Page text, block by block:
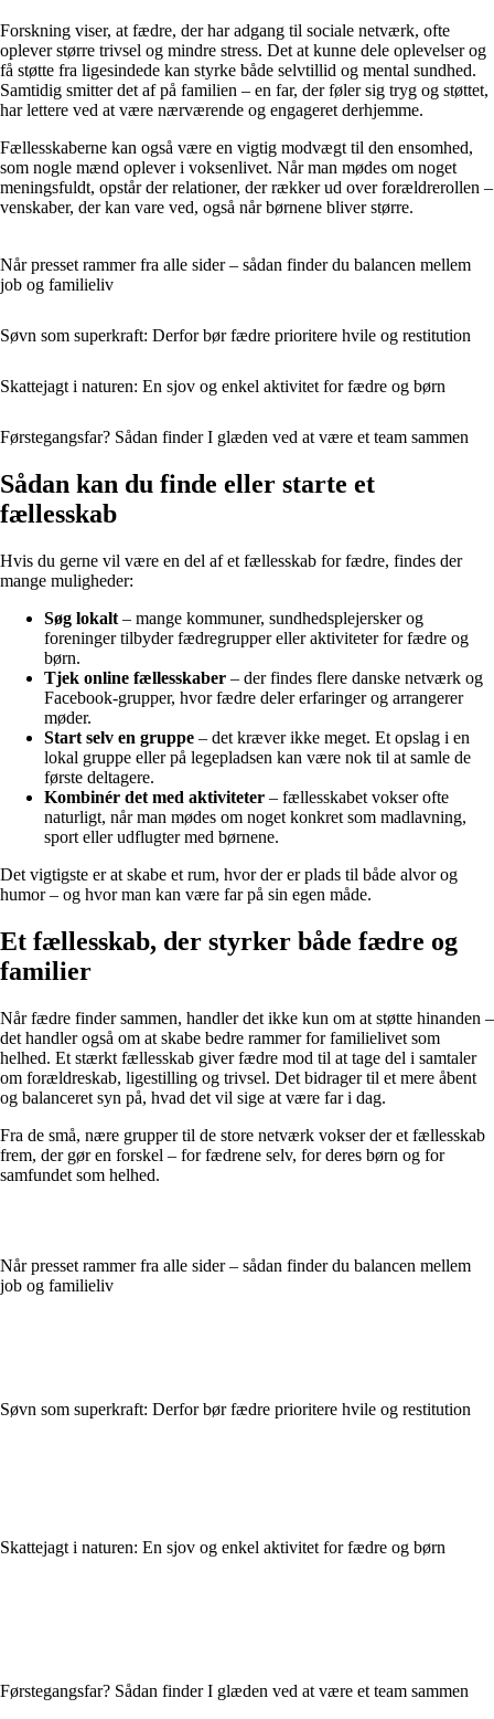
Forskning viser, at fædre, der har adgang til sociale netværk, ofte
oplever større trivsel og mindre stress. Det at kunne dele oplevelser og
få støtte fra ligesindede kan styrke både selvtillid og mental sundhed.
Samtidig smitter det af på familien – en far, der føler sig tryg og støttet,
har lettere ved at være nærværende og engageret derhjemme.
Fællesskaberne kan også være en vigtig modvægt til den ensomhed,
som nogle mænd oplever i voksenlivet. Når man mødes om noget
meningsfuldt, opstår der relationer, der rækker ud over forældrerollen –
venskaber, der kan vare ved, også når børnene bliver større.
Når presset rammer fra alle sider – sådan finder du balancen mellem
job og familieliv
Søvn som superkraft: Derfor bør fædre prioritere hvile og restitution
Skattejagt i naturen: En sjov og enkel aktivitet for fædre og børn
Førstegangsfar? Sådan finder I glæden ved at være et team sammen
Sådan kan du finde eller starte et
fællesskab
Hvis du gerne vil være en del af et fællesskab for fædre, findes der
mange muligheder:
Søg lokalt – mange kommuner, sundhedsplejersker og
foreninger tilbyder fædregrupper eller aktiviteter for fædre og
børn.
Tjek online fællesskaber – der findes flere danske netværk og
Facebook-grupper, hvor fædre deler erfaringer og arrangerer
møder.
Start selv en gruppe – det kræver ikke meget. Et opslag i en
lokal gruppe eller på legepladsen kan være nok til at samle de
første deltagere.
Kombinér det med aktiviteter – fællesskabet vokser ofte
naturligt, når man mødes om noget konkret som madlavning,
sport eller udflugter med børnene.
Det vigtigste er at skabe et rum, hvor der er plads til både alvor og
humor – og hvor man kan være far på sin egen måde.
Et fællesskab, der styrker både fædre og
familier
Når fædre finder sammen, handler det ikke kun om at støtte hinanden –
det handler også om at skabe bedre rammer for familielivet som
helhed. Et stærkt fællesskab giver fædre mod til at tage del i samtaler
om forældreskab, ligestilling og trivsel. Det bidrager til et mere åbent
og balanceret syn på, hvad det vil sige at være far i dag.
Fra de små, nære grupper til de store netværk vokser der et fællesskab
frem, der gør en forskel – for fædrene selv, for deres børn og for
samfundet som helhed.
Når presset rammer fra alle sider – sådan finder du balancen mellem
job og familieliv
Søvn som superkraft: Derfor bør fædre prioritere hvile og restitution
Skattejagt i naturen: En sjov og enkel aktivitet for fædre og børn
Førstegangsfar? Sådan finder I glæden ved at være et team sammen